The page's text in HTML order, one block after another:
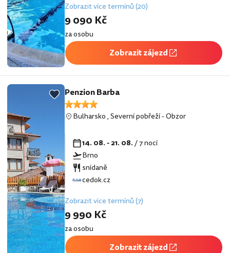
Zobrazit více termínů (20)
9 090 Kč
za osobu
Zobrazit zájezd
Penzion Barba
Bulharsko,Severní pobřeží-Obzor
14. 08. - 21. 08./ 7 nocí
Brno
snídaně
cedok.cz
Zobrazit více termínů (7)
9 990 Kč
za osobu
Zobrazit zájezd